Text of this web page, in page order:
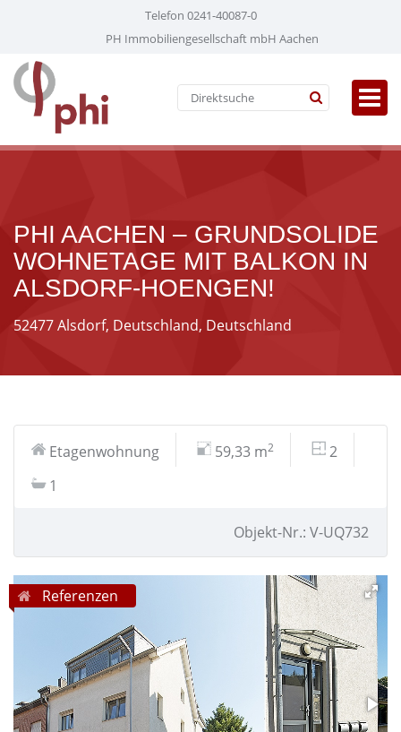
Telefon 0241-40087-0
PH Immobiliengesellschaft mbH Aachen
PHI AACHEN – GRUNDSOLIDE
WOHNETAGE MIT BALKON IN
ALSDORF-HOENGEN!
52477 Alsdorf, Deutschland, Deutschland
Etagenwohnung 59,33 m2
2
1
Objekt-Nr.: V-UQ732
Referenzen